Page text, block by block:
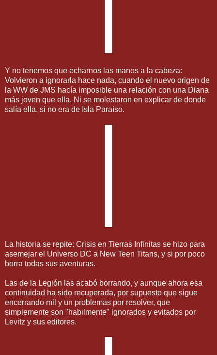
Y no tenemos que echarnos las manos a la cabeza:
Volvieron a ignorarla hace nada, cuando el nuevo origen de
la WW de JMS hacía imposible una relación con una Diana
más joven que ella. Ni se molestaron en explicar de donde
salía ella, si no era de Isla Paraíso.
La historia se repite: Crisis en Tierras Infinitas se hizo para
asemejar el Universo DC a New Teen Titans, y si por poco
borra todas sus aventuras.
Las de la Legión las acabó borrando, y aunque ahora esa
continuidad ha sido recuperada, por supuesto que sigue
encerrando mil y un problemas por resolver, que
simplemente son "habilmente" ignorados y evitados por
Levitz y sus editores.